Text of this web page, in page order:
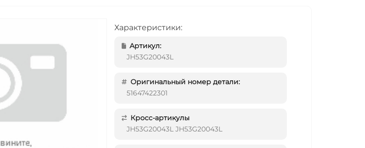
Характеристики:
Артикул:
JH53G20043L
Оригинальный номер детали:
51647422301
Кросс-артикулы
JH53G20043L JH53G20043L